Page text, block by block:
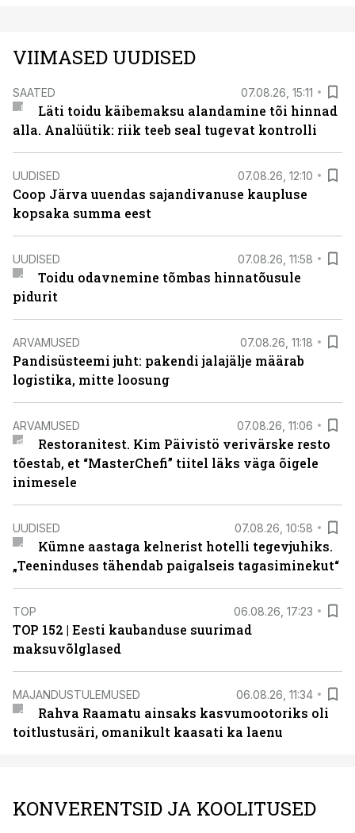
VIIMASED UUDISED
SAATED 07.08.26, 15:11
Läti toidu käibemaksu alandamine tõi hinnad
alla. Analüütik: riik teeb seal tugevat kontrolli
UUDISED 07.08.26, 12:10
Coop Järva uuendas sajandivanuse kaupluse
kopsaka summa eest
UUDISED 07.08.26, 11:58
Toidu odavnemine tõmbas hinnatõusule
pidurit
ARVAMUSED 07.08.26, 11:18
Pandisüsteemi juht: pakendi jalajälje määrab
logistika, mitte loosung
ARVAMUSED 07.08.26, 11:06
Restoranitest. Kim Päivistö verivärske resto
tõestab, et “MasterChefi” tiitel läks väga õigele
inimesele
UUDISED 07.08.26, 10:58
Kümne aastaga kelnerist hotelli tegevjuhiks.
„Teeninduses tähendab paigalseis tagasiminekut“
TOP 06.08.26, 17:23
TOP 152 | Eesti kaubanduse suurimad
maksuvõlglased
MAJANDUSTULEMUSED 06.08.26, 11:34
Rahva Raamatu ainsaks kasvumootoriks oli
toitlustusäri, omanikult kaasati ka laenu
KONVERENTSID JA KOOLITUSED